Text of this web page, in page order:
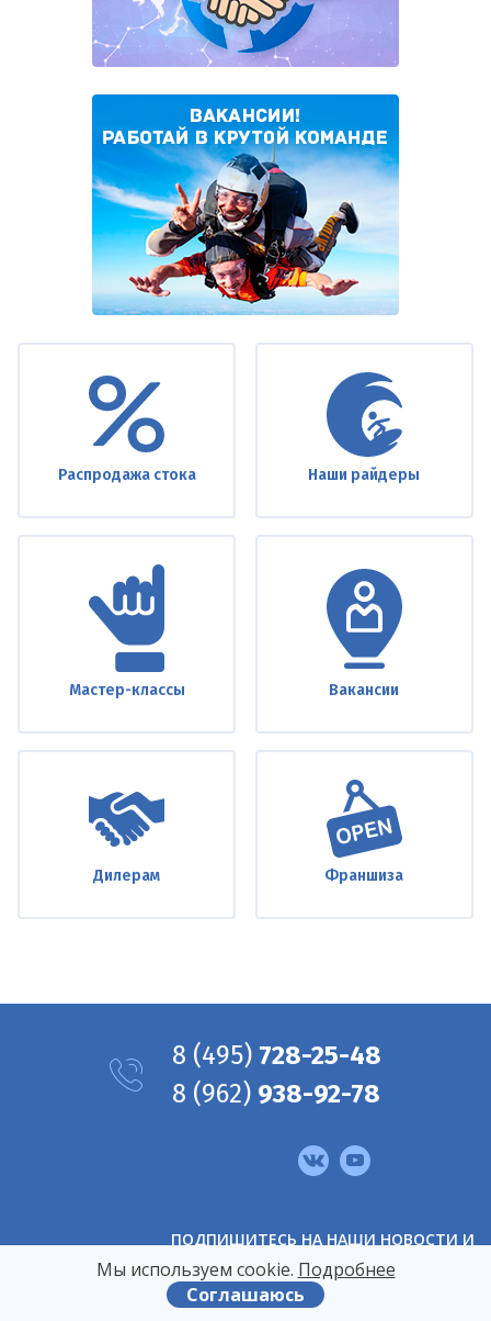
Распродажа стока Наши райдеры
Мастер-классы Вакансии
Дилерам Франшиза
ПОДПИШИТЕСЬ НА НАШИ НОВОСТИ И
Принимаю условияПользовательского соглашения
8 (495) 728-25-48
8 (962) 938-92-78
Мы используем сооkіе. Подробнее
Соглашаюсь